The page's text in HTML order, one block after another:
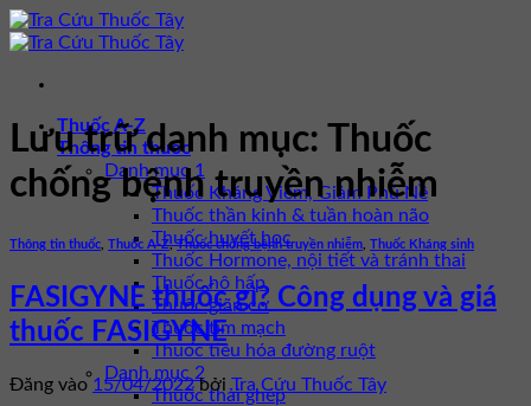
Bỏ
qua
dung
Thuốc A-Z
Thông tin thuốc
Danh mục 1
Thuốc Kháng Viêm, Giảm Phù Nề
Thuốc thần kinh & tuần hoàn não
Thuốc huyết học
Thuốc Hormone, nội tiết và tránh thai
Thuốc hô hấp
Thuốc giãn cơ
Thuốc tim mạch
Thuốc tiêu hóa đường ruột
Danh mục 2
Thuốc thải ghép
Lưu trữ danh mục:
Thuốc
chống bệnh truyền nhiễm
Thông tin thuốc, Thuốc A-Z,Thuốc chống bệnh truyền nhiễm, Thuốc Kháng sinh
FASIGYNE thuốc gì? Công dụng và giá
thuốc FASIGYNE
Đăng vào 15/04/2022 bởiTra Cứu Thuốc Tây